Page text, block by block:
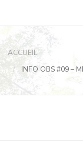
ACCUEIL
INFO OBS #09 –